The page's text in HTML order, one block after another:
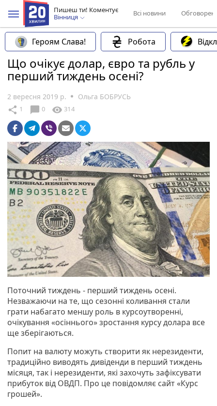
Пишеш ти! Коментує
Вінниця
Всі новини
Героям Слава! Робота
Що очікує долар, євро та рубль у
перший тиждень осені?
2 вересня 2019 р. Ольга БОБРУСЬ
share 1 chat_bubble 0 visibility 314
Поточний тиждень - перший тиждень осені.
Незважаючи на те, що сезонні коливання стали
грати набагато меншу роль в курсоутворенні,
очікування «осіннього» зростання курсу долара все
ще зберігаються.
Попит на валюту можуть створити як нерезиденти,
традиційно виводять дивіденди в перший тиждень
місяця, так і нерезиденти, які захочуть зафіксувати
прибуток від ОВДП. Про це повідомляє сайт «Курс
грошей».